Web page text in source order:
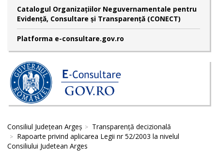
Catalogul Organizațiilor Neguvernamentale pentru
Evidență, Consultare și Transparență (CONECT)
Platforma e-consultare.gov.ro
Consiliul Județean Argeș
Transparență decizională
Rapoarte privind aplicarea Legii nr 52/2003 la nivelul
Consiliului Judetean Arges